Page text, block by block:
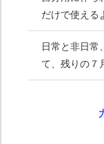
だけで使える
日常と非日常
て、残りの７